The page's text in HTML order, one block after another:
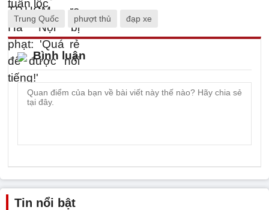
Trung Quốc phượt thủ đạp xe
Bình luận
Tin nổi bật